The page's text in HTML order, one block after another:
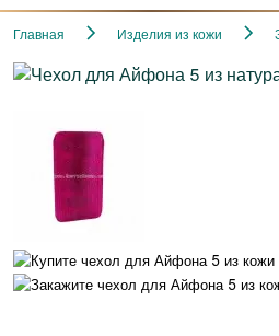
Главная Изделия из кожи